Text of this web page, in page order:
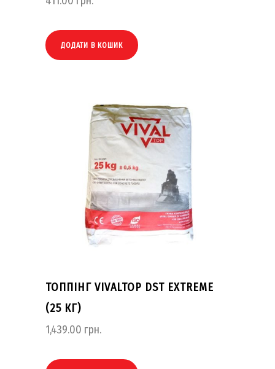
ДОДАТИ В КОШИК
ТОППІНГ VIVALTOP DST EXTREME
(25 КГ)
1,439.00 грн.